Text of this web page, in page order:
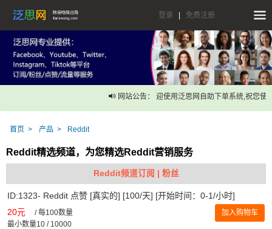
登录 免费注册
网站公告： 迎使用泛思网自助下单系统,祝您使用
首页 产品 Reddit
Reddit精选频道，为您精选Reddit营销服务
Reddit频道订阅 | 粉丝
ID:1323- Reddit 点赞 [真实的] [100/天] [开始时间：0-1/小时]
20元 /每100数量
最小数量10 / 10000
加入购物车